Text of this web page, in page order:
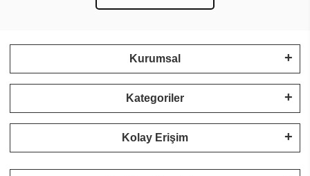
Kurumsal
Kategoriler
Kolay Erişim